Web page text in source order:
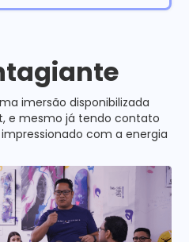
imersão disponibilizada
e mesmo já tendo contato
com a energia